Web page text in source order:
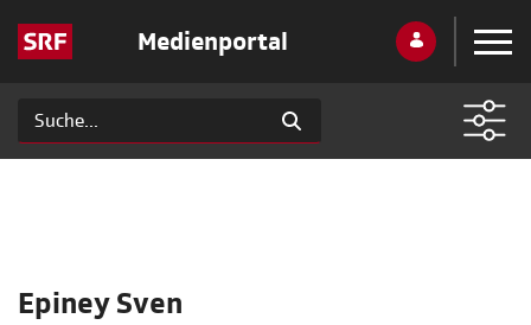
Medienportal
Epiney Sven